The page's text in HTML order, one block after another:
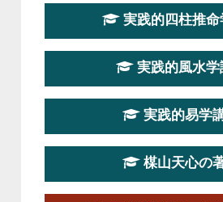
第１９期立命塾『実践的
2026-08-22～2026-10-25
第19期立命塾実践的四柱
2026-03-20～2026-07-19
第１９期立命塾実践的風
実践的四柱推命
実践的風水学
実践的易学
楳山天心の